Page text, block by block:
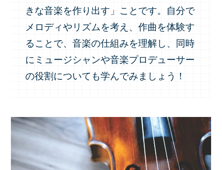
きな音楽を作り出す」ことです。自分で
メロディやリズムを考え、作曲を体験す
ることで、音楽の仕組みを理解し、同時
にミュージシャンや音楽プロデューサー
の役割についても学んでみましょう！